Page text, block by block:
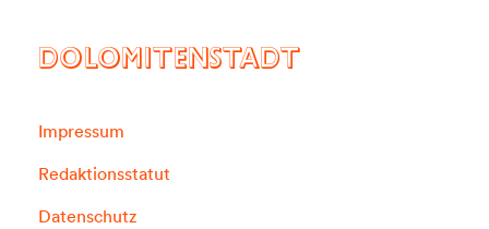
DOLOMITENSTADT
Impressum
Redaktionsstatut
Datenschutz